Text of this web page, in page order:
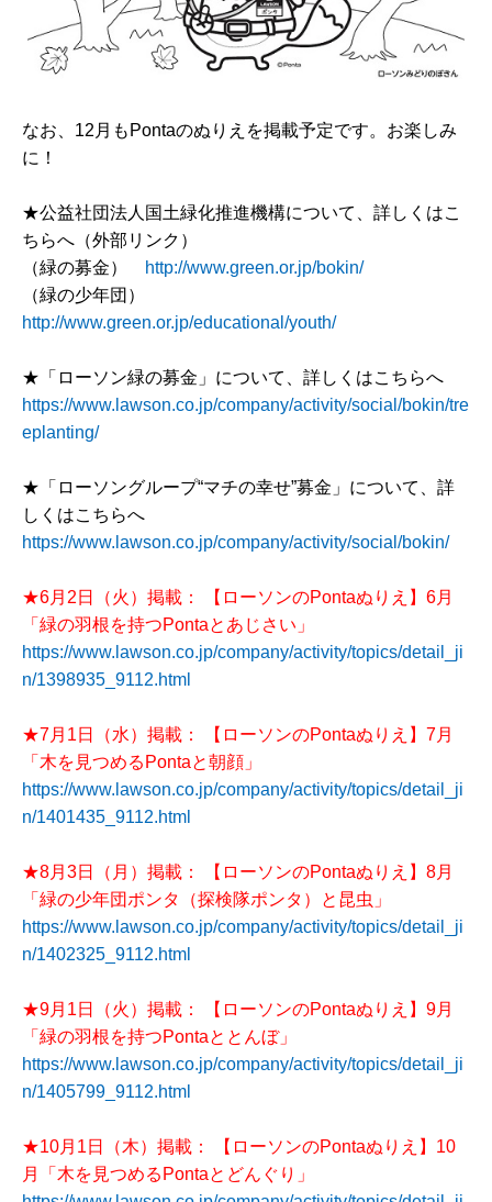
なお、12月もPontaのぬりえを掲載予定です。お楽しみ
に！
★公益社団法人国土緑化推進機構について、詳しくはこ
ちらへ（外部リンク）
（緑の募金）
http://www.green.or.jp/bokin/
（緑の少年団）
http://www.green.or.jp/educational/youth/
★「ローソン緑の募金」について、詳しくはこちらへ
https://www.lawson.co.jp/company/activity/social/bokin/tre
eplanting/
★「ローソングループ“マチの幸せ”募金」について、詳
しくはこちらへ
https://www.lawson.co.jp/company/activity/social/bokin/
★6月2日（火）掲載： 【ローソンのPontaぬりえ】6月
「緑の羽根を持つPontaとあじさい」
https://www.lawson.co.jp/company/activity/topics/detail_ji
n/1398935_9112.html
★7月1日（水）掲載： 【ローソンのPontaぬりえ】7月
「木を見つめるPontaと朝顔」
https://www.lawson.co.jp/company/activity/topics/detail_ji
n/1401435_9112.html
★8月3日（月）掲載： 【ローソンのPontaぬりえ】8月
「緑の少年団ポンタ（探検隊ポンタ）と昆虫」
https://www.lawson.co.jp/company/activity/topics/detail_ji
n/1402325_9112.html
★9月1日（火）掲載： 【ローソンのPontaぬりえ】9月
「緑の羽根を持つPontaととんぼ」
https://www.lawson.co.jp/company/activity/topics/detail_ji
n/1405799_9112.html
★10月1日（木）掲載： 【ローソンのPontaぬりえ】10
月「木を見つめるPontaとどんぐり」